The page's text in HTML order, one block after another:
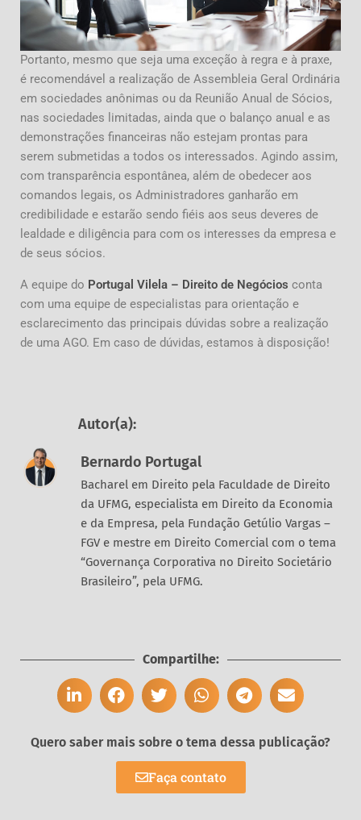
Portanto, mesmo que seja uma exceção à regra e à praxe,
é recomendável a realização de Assembleia Geral Ordinária
em sociedades anônimas ou da Reunião Anual de Sócios,
nas sociedades limitadas, ainda que o balanço anual e as
demonstrações financeiras não estejam prontas para
serem submetidas a todos os interessados. Agindo assim,
com transparência espontânea, além de obedecer aos
comandos legais, os Administradores ganharão em
credibilidade e estarão sendo fiéis aos seus deveres de
lealdade e diligência para com os interesses da empresa e
de seus sócios.
A equipe do Portugal Vilela – Direito de Negócios conta
com uma equipe de especialistas para orientação e
esclarecimento das principais dúvidas sobre a realização
de uma AGO. Em caso de dúvidas, estamos à disposição!
Autor(a):
Bernardo Portugal
Bacharel em Direito pela Faculdade de Direito
da UFMG, especialista em Direito da Economia
e da Empresa, pela Fundação Getúlio Vargas –
FGV e mestre em Direito Comercial com o tema
“Governança Corporativa no Direito Societário
Brasileiro”, pela UFMG.
Compartilhe:
Quero saber mais sobre o tema dessa publicação?
Faça contato